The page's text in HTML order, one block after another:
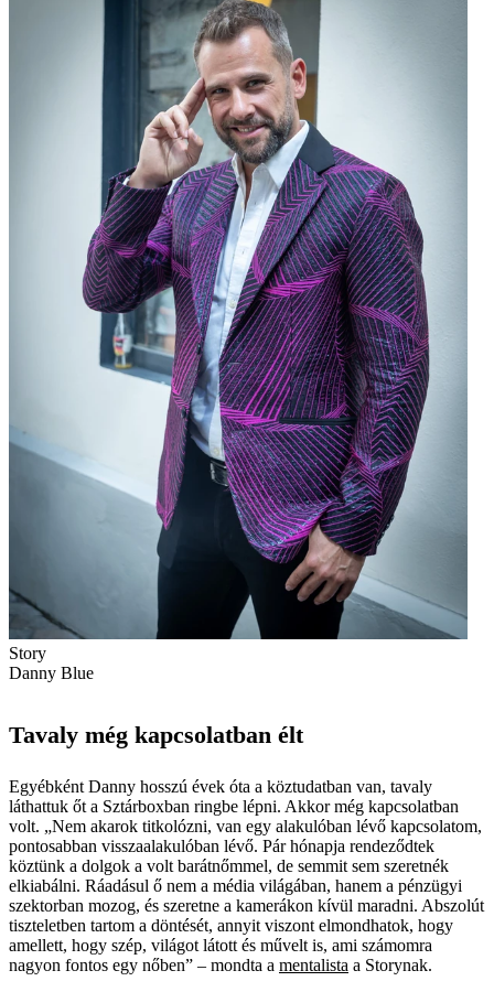
Story
Danny Blue
Tavaly még kapcsolatban élt
Egyébként Danny hosszú évek óta a köztudatban van, tavaly
láthattuk őt a Sztárboxban ringbe lépni. Akkor még kapcsolatban
volt. „Nem akarok titkolózni, van egy alakulóban lévő kapcsolatom,
pontosabban visszaalakulóban lévő. Pár hónapja rendeződtek
köztünk a dolgok a volt barátnőmmel, de semmit sem szeretnék
elkiabálni. Ráadásul ő nem a média világában, hanem a pénzügyi
szektorban mozog, és szeretne a kamerákon kívül maradni. Abszolút
tiszteletben tartom a döntését, annyit viszont elmondhatok, hogy
amellett, hogy szép, világot látott és művelt is, ami számomra
nagyon fontos egy nőben” – mondta a mentalista a Storynak.